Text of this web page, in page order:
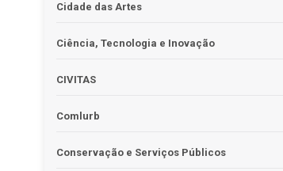
Cidade das Artes
Ciência, Tecnologia e Inovação
CIVITAS
Comlurb
Conservação e Serviços Públicos